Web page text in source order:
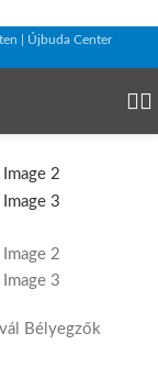
| Újbuda Center
Bélyegzők